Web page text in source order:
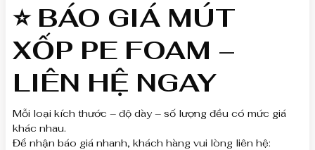
⭐ BÁO GIÁ MÚT
XỐP PE FOAM –
LIÊN HỆ NGAY
Mỗi loại kích thước – độ dày – số lượng đều có mức giá
khác nhau.
Để nhận báo giá nhanh, khách hàng vui lòng liên hệ: